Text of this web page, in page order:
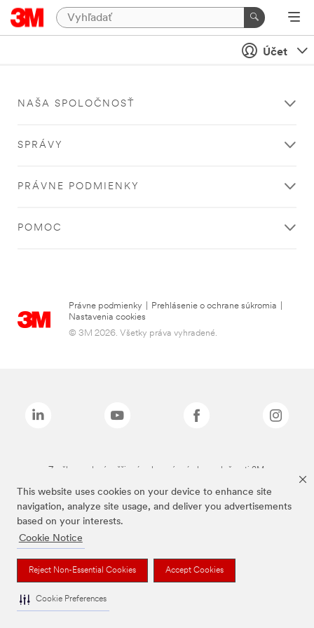
This website uses cookies on your device to enhance site
navigation, analyze site usage, and deliver you advertisements
based on your interests.
Cookie Notice
Reject Non-Essential Cookies Accept Cookies
Cookie Preferences
Účet
NAŠA SPOLOČNOSŤ
SPRÁVY
PRÁVNE PODMIENKY
POMOC
Právne podmienky Prehlásenie o ochrane súkromia
Nastavenia cookies
© 3M 2026. Všetky práva vyhradené.
Značky uvedené vyššie sú ochranné známky spoločnosti 3M.